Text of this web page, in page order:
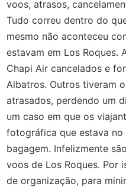
voos, atrasos,
Tudo correu dentro do
mesmo não aconteceu
estavam em Los Roques.
Chapi Air cancelados e
Albatros. Outros tiveram
atrasados, perdendo um
um caso em que os
fotográfica que estava
bagagem. Infelizmente
voos de Los Roques. Por
de organização, para